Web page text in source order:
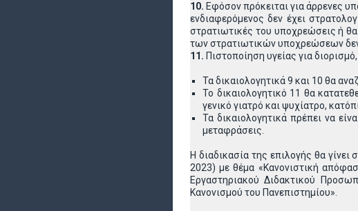
10. Εφόσον πρόκειται για άρρενες
ενδιαφερόμενος δεν έχει
στρατιωτικές του υποχρεώσεις ή
των στρατιωτικών υποχρεώσεων
11. Πιστοποίηση υγείας για
Τα δικαιολογητικά 9 και 10 θα
Το δικαιολογητικό 11 θα
γενικό γιατρό και ψυχίατρο,
Τα δικαιολογητικά πρέπει να
μεταφράσεις.
Η διαδικασία της επιλογής θα
2023) με θέμα «Κανονιστική
Εργαστηριακού Διδακτικού
Κανονισμού του Πανεπιστημίου».